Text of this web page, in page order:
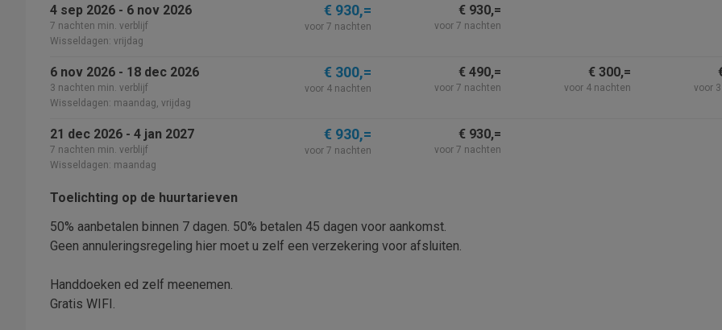
4 sep 2026 - 6 nov 2026
7 nachten min. verblijf
Wisseldagen: vrijdag
€ 930,=
voor 7 nachten
€ 930,=
voor 7 nachten
6 nov 2026 - 18 dec 2026
3 nachten min. verblijf
Wisseldagen: maandag, vrijdag
€ 300,=
voor 4 nachten
€ 490,=
voor 7 nachten
€ 300,=
voor 4 nachten voor
21 dec 2026 - 4 jan 2027
7 nachten min. verblijf
Wisseldagen: maandag
€ 930,=
voor 7 nachten
€ 930,=
voor 7 nachten
Toelichting op de huurtarieven
50% aanbetalen binnen 7 dagen. 50% betalen 45 dagen voor aankomst.
Geen annuleringsregeling hier moet u zelf een verzekering voor afsluiten.
Handdoeken ed zelf meenemen.
Gratis WIFI.